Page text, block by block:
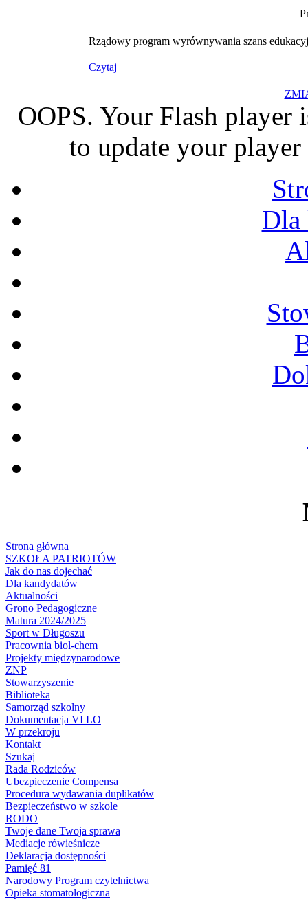
Rządowy program wyrównywania szans
Czytaj
OOPS. Your Flash player
to update your
Dla
Strona główna
SZKOŁA PATRIOTÓW
Jak do nas dojechać
Dla kandydatów
Aktualności
Grono Pedagogiczne
Matura 2024/2025
Sport w Długoszu
Pracownia biol-chem
Projekty międzynarodowe
ZNP
Stowarzyszenie
Biblioteka
Samorząd szkolny
Dokumentacja VI LO
W przekroju
Kontakt
Szukaj
Rada Rodziców
Ubezpieczenie Compensa
Procedura wydawania duplikatów
Bezpieczeństwo w szkole
RODO
Twoje dane Twoja sprawa
Mediacje rówieśnicze
Deklaracja dostępności
Pamięć 81
Narodowy Program czytelnictwa
Opieka stomatologiczna